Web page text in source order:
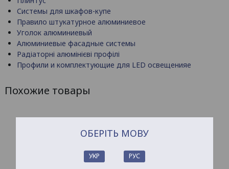
Системы для шкафов-купе
Правило штукатурное алюминиевое
Уголок алюминиевый
Алюминиевые фасадные системы
Радіаторні алюмінієві профілі
Профили и комплектующие для LED освещенияе
Похожие товары
ОБЕРІТЬ МОВУ
УКР РУС